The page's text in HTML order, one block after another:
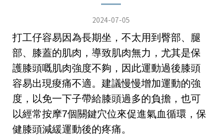
2024-07-05
打工仔容易因為長期坐，不太用到臀部、腿
部、膝蓋的肌肉，導致肌肉無力，尤其是保
護膝頭嘅肌肉強度不夠，因此運動過後膝頭
容易出現痠痛不適。建議慢慢增加運動的強
度，以免一下子帶給膝頭過多的負擔，也可
以經常按摩7個關鍵穴位來促進氣血循環，保
健膝頭減緩運動後的疼痛。